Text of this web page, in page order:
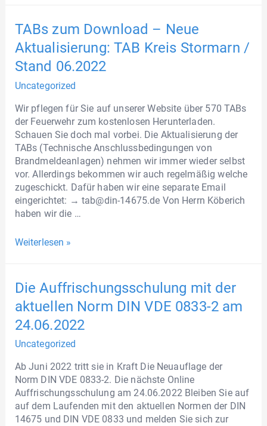
TABs zum Download – Neue
Aktualisierung: TAB Kreis Stormarn /
Stand 06.2022
Uncategorized
Wir pflegen für Sie auf unserer Website über 570 TABs
der Feuerwehr zum kostenlosen Herunterladen.
Schauen Sie doch mal vorbei. Die Aktualisierung der
TABs (Technische Anschlussbedingungen von
Brandmeldeanlagen) nehmen wir immer wieder selbst
vor. Allerdings bekommen wir auch regelmäßig welche
zugeschickt. Dafür haben wir eine separate Email
eingerichtet: → tab@din-14675.de Von Herrn Köberich
haben wir die …
Weiterlesen »
Die Auffrischungsschulung mit der
aktuellen Norm DIN VDE 0833-2 am
24.06.2022
Uncategorized
Ab Juni 2022 tritt sie in Kraft Die Neuauflage der
Norm DIN VDE 0833-2. Die nächste Online
Auffrischungsschulung am 24.06.2022 Bleiben Sie auf
auf dem Laufenden mit den aktuellen Normen der DIN
14675 und DIN VDE 0833 und melden Sie sich zur